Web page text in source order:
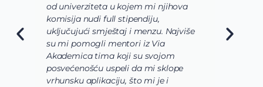
od univerziteta u kojem mi njihova
komisija nudi full stipendiju,
uključujući smještaj i menzu. Najviše
su mi pomogli mentori iz Via
Akademica tima koji su svojom
posvećenošću uspeli da mi sklope
vrhunsku aplikaciju, što mi je i